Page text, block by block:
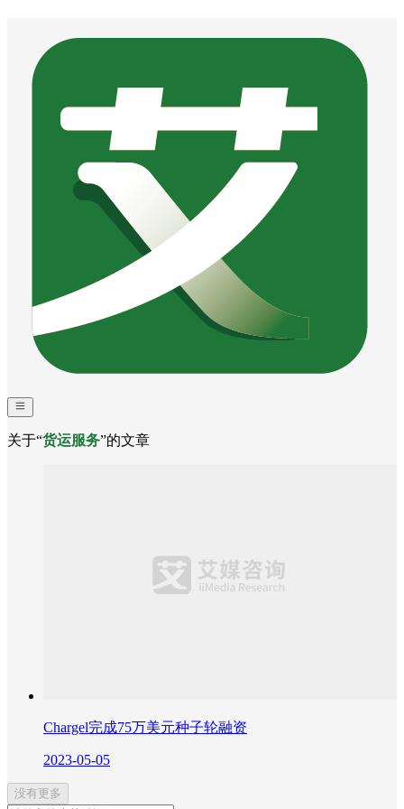
关于“货运服务”的文章
Chargel完成75万美元种子轮融资
2023-05-05
没有更多